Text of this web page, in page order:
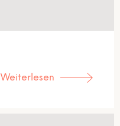
Weiterlesen